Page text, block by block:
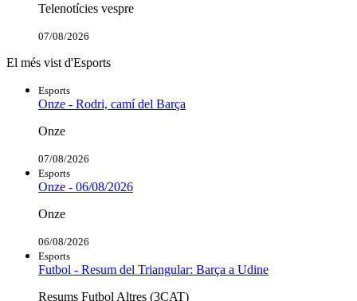
Telenotícies vespre
07/08/2026
El més vist d'Esports
Esports
Onze - Rodri, camí del Barça
Onze
07/08/2026
Esports
Onze - 06/08/2026
Onze
06/08/2026
Esports
Futbol - Resum del Triangular: Barça a Udine
Resums Futbol Altres (3CAT)